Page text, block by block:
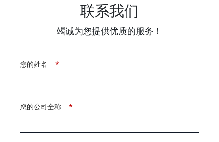
联系我们
竭诚为您提供优质的服务！
*
您的姓名
*
您的公司全称